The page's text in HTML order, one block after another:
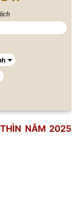
NĂM 2025